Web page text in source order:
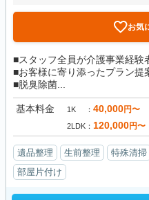
お気
■スタッフ全員が介護事業経験
■お客様に寄り添ったプラン提
■脱臭除菌...
基本料金 1K 40,000円〜
2LDK 120,000円〜
遺品整理 生前整理 特殊清掃
部屋片付け